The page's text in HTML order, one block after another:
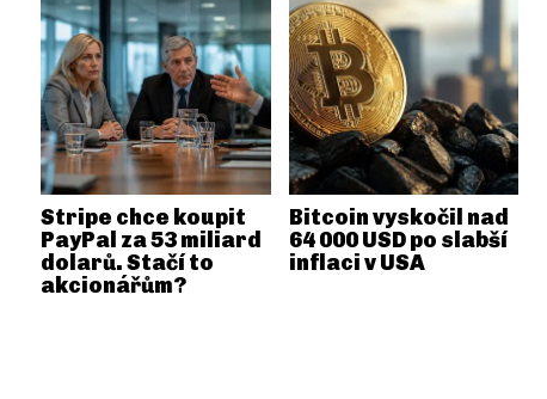
Stripe chce koupit
PayPal za 53 miliard
dolarů. Stačí to
akcionářům?
Bitcoin vyskočil nad
64 000 USD po slabší
inflaci v USA